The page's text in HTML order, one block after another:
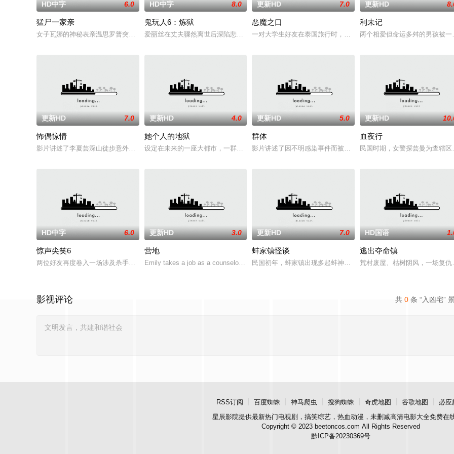
HD中字 6.0
猛尸一家亲
女子瓦娜的神秘表亲温思罗普突然仓皇登门，身后还跟着一个来自异界的危险实体，对方如同附骨之疽，死咬着目标一路追杀而来。为了护住身
HD中字 8.0
鬼玩人6：炼狱
爱丽丝在丈夫骤然离世后深陷悲痛，受邀前往公婆的乡间庄园暂住，试图和丈夫的家人互相慰藉，一同走
更新HD 7.0
恶魔之口
一对大学生好友在泰国旅行时，被困在一个水下洞穴中，同时，周
更新HD
利未记
两个相爱但命运多舛的男孩被
更新HD 7.0
怖偶惊情
影片讲述了李夏芸深山徒步意外坠崖后闯入隐秘古宅求救，得男主人石桥留宿，却陷入更恐怖的诡异事件，包括布偶自行移动和夜半啼哭，石桥
更新HD 4.0
她个人的地狱
设定在未来的一座大都市，一群女演员聚集在一座豪华酒店，计划拍摄一部类似《太空英雌芭芭丽娜》的电
更新HD 5.0
群体
影片讲述了因不明感染事件而被封锁的建筑内，孤立无援的幸存者们
更新HD
血夜行
民国时期，女警探芸曼为查辖
HD中字 6.0
惊声尖笑6
两位好友再度卷入一场涉及杀手、怪物和超自然生物的混乱事件。
更新HD 3.0
营地
Emily takes a job as a counselor at a summer camp and finds a cov
更新HD 7.0
蚌家镇怪谈
民国初年，蚌家镇出现多起蚌神杀人案件，省警察局派纪鹤川为首几
HD国语
逃出夺命镇
荒村废屋、枯树阴风，一场复
共 0 条 “入凶宅”
影视评论
RSS订阅 百度蜘蛛 神马爬虫 搜狗蜘蛛 奇虎地图 谷歌地图
必应
星辰影院提供最新热门电视剧，搞笑综艺，热血动漫，未删减高清电影大全免费在
Copyright © 2023 beetoncos.com All Rights Reserved
黔ICP备20230369号